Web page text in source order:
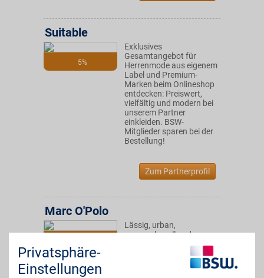
5%
Suitable
Exklusives
Gesamtangebot für
Herrenmode aus eigenem
Label und Premium-
Marken beim Onlineshop
entdecken: Preiswert,
vielfältig und modern bei
unserem Partner
einkleiden. BSW-
Mitglieder sparen bei der
Bestellung!
Zum Partnerprofil
Marc O'Polo
Lässig, urban,
anspruchsvoll und
elegant: Marc O'Polo ist
Premium casual Mode.
Privatsphäre-
Einstellungen